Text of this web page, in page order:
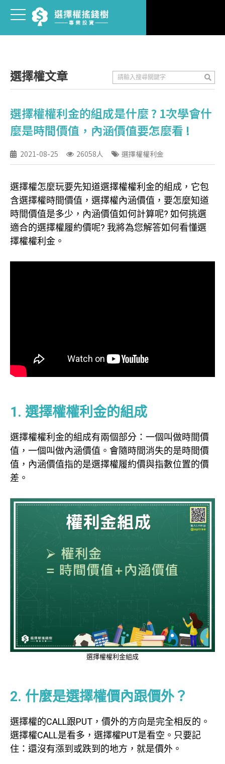
選擇權文章
選擇權權利金的組成是什麼 ? 1次學會什
麼是時間價值，內涵價值要怎麼看 !
2021-08-25 26058人 選擇權權利金
選擇權怎麼玩要先知道選擇權權利金的組成，它包
含選擇權時間價值，選擇權內涵價值，要怎麼知道
時間價值是多少，內涵價值如何計算呢? 如何挑選
適合的選擇權履約價呢? 我將為您解答如何看懂選
擇權權利金。
1. 選擇權權利金的組成
選擇權權利金的組成有兩個部分：一個叫做時間價
值，一個叫做內涵價值。會隨時間消失的是時間價
值，內涵價值指的是選擇權履約價與指數位置的價
差。
選擇權權利金組成
2. 什麼是選擇權價內跟價外？
選擇權的CALL跟PUT，價外的方向是完全相反的。
選擇權CALL是看多，選擇權PUT是看空。只要記
住：還沒有漲到或跌到的地方，就是價外。